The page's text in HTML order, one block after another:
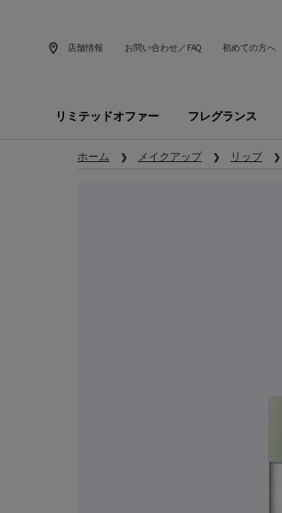
店舗情報 お問い合わせ／FAQ 初めての方へ
リミテッドオファー フレグランス
ホーム メイクアップ リップ